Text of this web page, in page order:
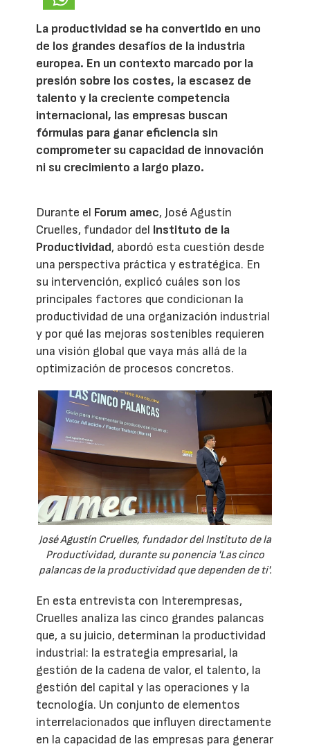
La productividad se ha convertido en uno
de los grandes desafíos de la industria
europea. En un contexto marcado por la
presión sobre los costes, la escasez de
talento y la creciente competencia
internacional, las empresas buscan
fórmulas para ganar eficiencia sin
comprometer su capacidad de innovación
ni su crecimiento a largo plazo.
Durante el Forum amec, José Agustín
Cruelles, fundador del Instituto de la
Productividad, abordó esta cuestión desde
una perspectiva práctica y estratégica. En
su intervención, explicó cuáles son los
principales factores que condicionan la
productividad de una organización industrial
y por qué las mejoras sostenibles requieren
una visión global que vaya más allá de la
optimización de procesos concretos.
José Agustín Cruelles, fundador del Instituto de la
Productividad, durante su ponencia 'Las cinco
palancas de la productividad que dependen de ti'.
En esta entrevista con Interempresas,
Cruelles analiza las cinco grandes palancas
que, a su juicio, determinan la productividad
industrial: la estrategia empresarial, la
gestión de la cadena de valor, el talento, la
gestión del capital y las operaciones y la
tecnología. Un conjunto de elementos
interrelacionados que influyen directamente
en la capacidad de las empresas para generar